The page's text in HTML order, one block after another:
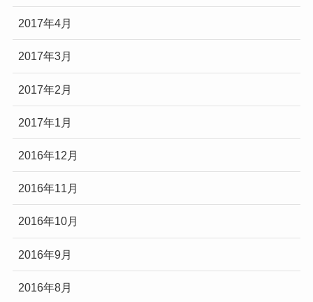
2017年4月
2017年3月
2017年2月
2017年1月
2016年12月
2016年11月
2016年10月
2016年9月
2016年8月